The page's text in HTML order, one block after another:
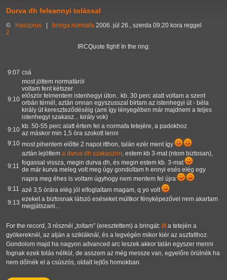
Durva dh feleannyi tolással
© Haszprus bringa normafa 2006. júl 26., szerda 09:20 kora reggel
2
IRCQuote fight! In the ring:
9:07 csá
9:10
most jöttem normafáról
voltam fent kétszer
először felmentem istenhegyi úton.. kb. 30 perc alatt voltam a szent
orbán térnél, aztán onnan egyszusszal bírtam az istenhegyi út - béla
király út kereszteződéséig (ami így lényegében már majdnem a teljes
istenhegyi szakasz... király vok)
9:10 kb. 50-55 perc alatt értem fel a normafa tetejére, a padokhoz
az máskor min 1,5 óra szokott lenni
9:10 most pihentem előtte 2 napot itthon, talán ezér ment így
9:11
aztán lejöttem a durva dh szakaszon, estem kb 3-mat (ntom biztosan),
fogassal vissza, megin durva dh, és megin estem kb. 3-mat
de már kurva meleg volt meg úgy gondoltam h ennyi esés elég egy
napra meg éhes is voltam úgyhogy nem mentem fel újra
9:11 azé 3,5 órára elég jól elfoglaltam magam, q yo volt
9:13 ezeket a biztosnak látszó eséseket múltkor fényképezővel nem akartam
megjátszani...
For the record, 3 résznél toltam (eresztettem) a bringát: itta tetején a
gyökereknél, az alján a szikláknál, és a legvégén mikor kiér az aszfalthoz.
Gondolom majd ha nagyon advanced arc leszek akkor talán egyszer menni
fognak ezek tolás nélkül, de asszem az még messze van, egyelőre örülnék ha
nem dőlnék el a csúszós, oldalt lejtős homokban.